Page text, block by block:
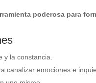
poderosa para
y la constancia.
canalizar emociones e